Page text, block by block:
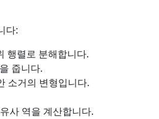
다:
행렬로 분해합니다.
줍니다.
소거의 변형입니다.
사 역을 계산합니다.